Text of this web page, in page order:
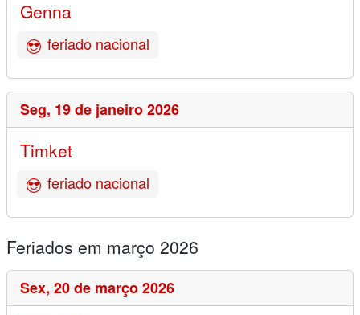
Genna
feriado nacional
Seg, 19 de janeiro 2026
Timket
feriado nacional
Feriados em março 2026
Sex, 20 de março 2026